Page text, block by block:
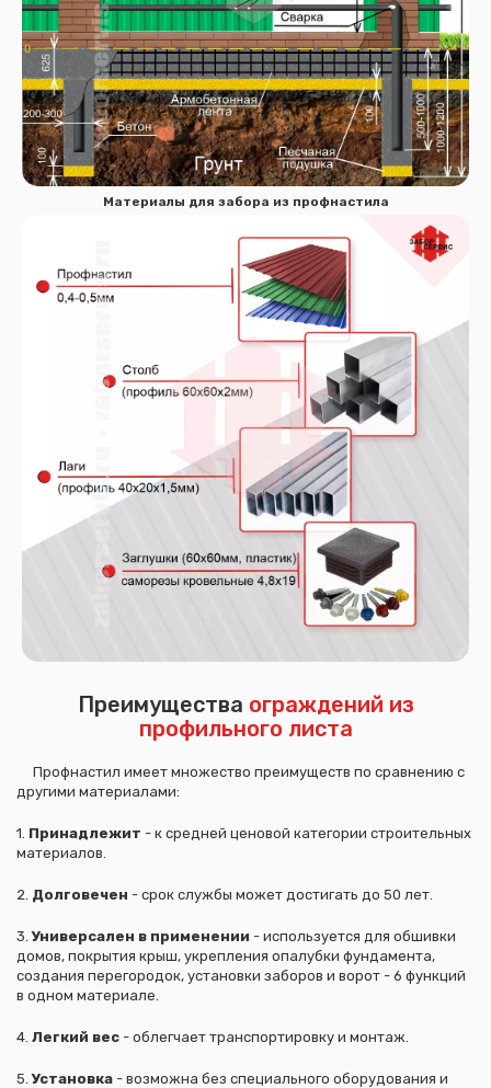
Материалы для забора из профнастила
Преимущества ограждений из
профильного листа
Профнастил имеет множество преимуществ по сравнению с
другими материалами:
1. Принадлежит - к средней ценовой категории строительных
материалов.
2. Долговечен - срок службы может достигать до 50 лет.
3.Универсален в применении - используется для обшивки
домов, покрытия крыш, укрепления опалубки фундамента,
создания перегородок, установки заборов и ворот - 6 функций
в одном материале.
4. Легкий вес - облегчает транспортировку и монтаж.
5.Установка - возможна без специального оборудования и
Спасибо за обращение, наш специалист свяжется с
Вами.